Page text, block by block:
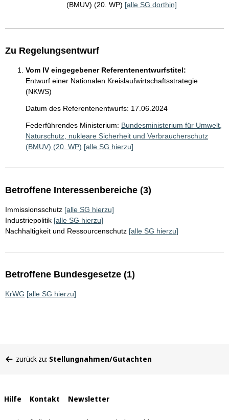
(BMUV) (20. WP) [alle SG dorthin]
Zu Regelungsentwurf
Vom IV eingegebener Referentenentwurfstitel:
Entwurf einer Nationalen Kreislaufwirtschaftsstrategie
(NKWS)
Datum des Referentenentwurfs: 17.06.2024
Federführendes Ministerium: Bundesministerium für Umwelt,
Naturschutz, nukleare Sicherheit und Verbraucherschutz
(BMUV) (20. WP) [alle SG hierzu]
Betroffene Interessenbereiche (3)
Immissionsschutz [alle SG hierzu]
Industriepolitik [alle SG hierzu]
Nachhaltigkeit und Ressourcenschutz [alle SG hierzu]
Betroffene Bundesgesetze (1)
KrWG [alle SG hierzu]
befinden
zurück zu: Stellungnahmen/Gutachten
Interne
Links
Hilfe Kontakt Newsletter